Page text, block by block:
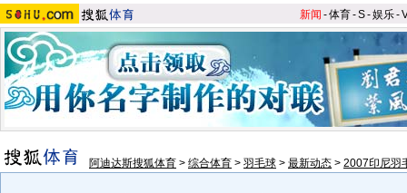
新闻 -体育-S-娱乐-
阿迪达斯搜狐体育 > 综合体育 > 羽毛球 > 最新动态 > 2007印尼羽